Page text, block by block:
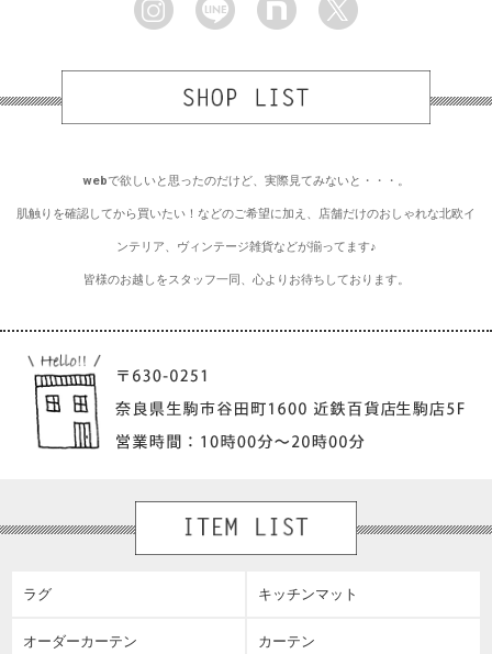
webで欲しいと思ったのだけど、実際見てみないと・・・。
肌触りを確認してから買いたい！などのご希望に加え、店舗だけのおしゃれな北欧イ
ンテリア、ヴィンテージ雑貨などが揃ってます♪
皆様のお越しをスタッフ一同、心よりお待ちしております。
ラグ キッチンマット
オーダーカーテン カーテン